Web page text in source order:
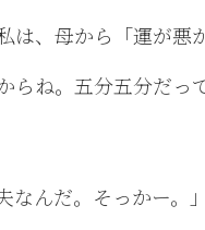
は、母から「運が悪
らね。五分五分だっ
なんだ。そっかー。」